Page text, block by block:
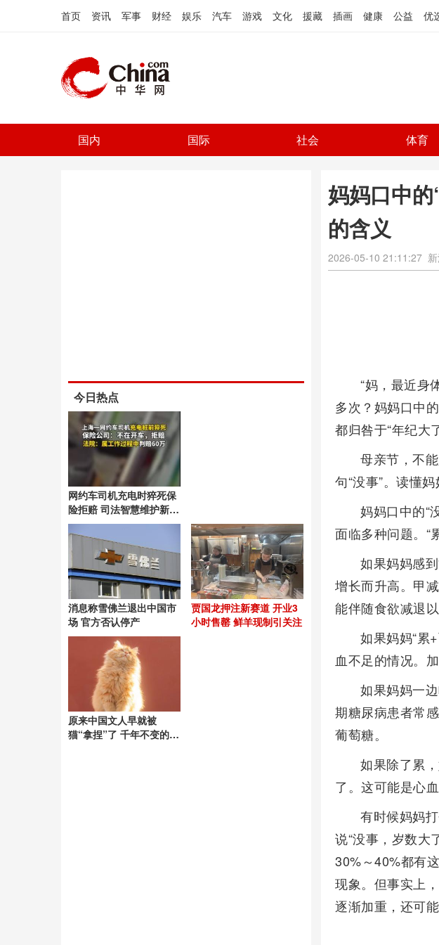
首页 资讯 军事 财经 娱乐 汽车 游戏 文化 援藏 插画 健康 公益 优
国内 国际 社会 体育
妈妈口中
的含义
2026-05-10 21:11:27
“妈，最近身
多次？妈妈口中
都归咎于“年纪大
母亲节，不
句“没事”。读懂
妈妈口中的“
面临多种问题。“
如果妈妈感
增长而升高。甲
能伴随食欲减退
如果妈妈“累
血不足的情况。
如果妈妈一
期糖尿病患者常
葡萄糖。
如果除了累
了。这可能是心
有时候妈妈
说“没事，岁数大
30%～40%都有
现象。但事实上
逐渐加重，还可
今日热点
网约车司机充电时猝死保
险拒赔 司法智慧维护新业
态劳动者权益
消息称雪佛兰退出中国市
场 官方否认停产
贾国龙押注新赛道 开业3
小时售罄 鲜羊现制引关注
原来中国文人早就被
猫“拿捏”了 千年不变的猫